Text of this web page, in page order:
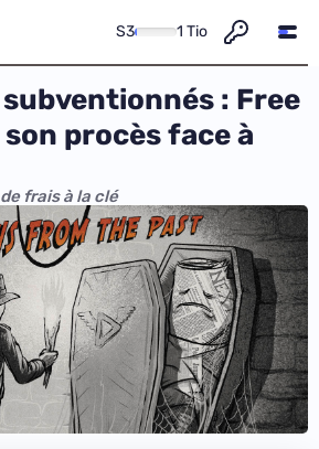
S3 1 Tio
: Free
procès face à
frais à la clé